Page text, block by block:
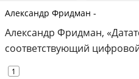
Александр Фридман -
Александр Фридман,
соответствующий
1